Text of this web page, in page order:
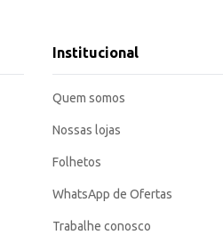
Institucional
Quem somos
Nossas lojas
Folhetos
WhatsApp de Ofertas
Trabalhe conosco